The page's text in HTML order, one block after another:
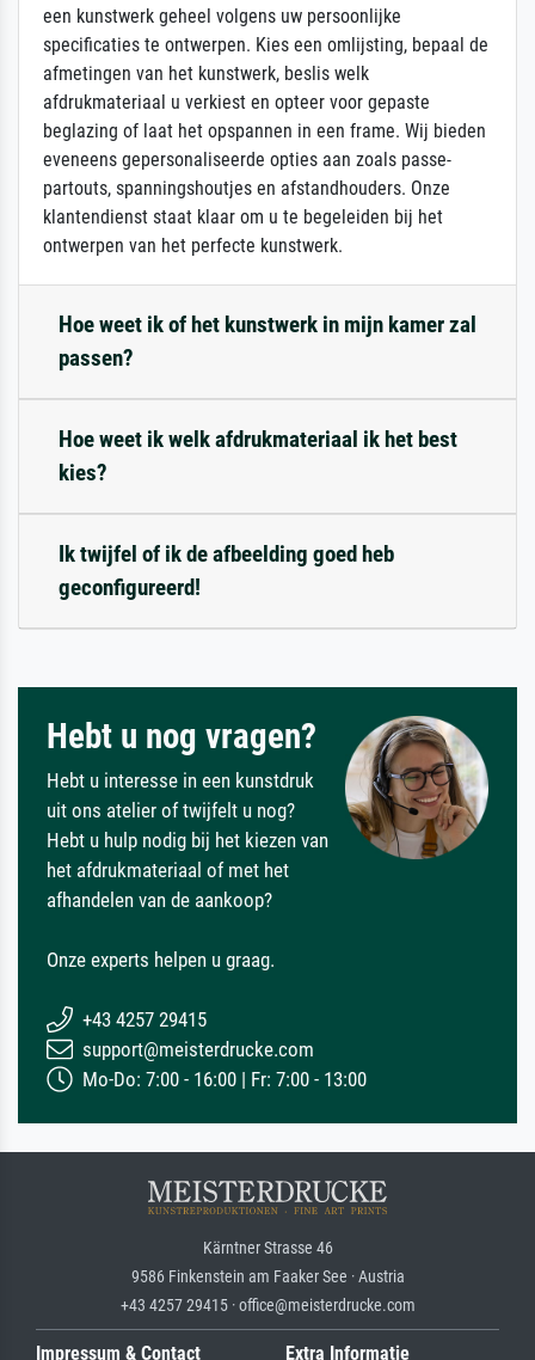
een kunstwerk geheel volgens uw persoonlijke
specificaties te ontwerpen. Kies een omlijsting, bepaal de
afmetingen van het kunstwerk, beslis welk
afdrukmateriaal u verkiest en opteer voor gepaste
beglazing of laat het opspannen in een frame. Wij bieden
eveneens gepersonaliseerde opties aan zoals passe-
partouts, spanningshoutjes en afstandhouders. Onze
klantendienst staat klaar om u te begeleiden bij het
ontwerpen van het perfecte kunstwerk.
Hoe weet ik of het kunstwerk in mijn kamer zal
passen?
Hoe weet ik welk afdrukmateriaal ik het best
kies?
Ik twijfel of ik de afbeelding goed heb
geconfigureerd!
Hebt u nog vragen?
Hebt u interesse in een kunstdruk
uit ons atelier of twijfelt u nog?
Hebt u hulp nodig bij het kiezen van
het afdrukmateriaal of met het
afhandelen van de aankoop?
Onze experts helpen u graag.
+43 4257 29415
support@meisterdrucke.com
Mo-Do: 7:00 - 16:00 | Fr: 7:00 - 13:00
Kärntner Strasse 46
9586 Finkenstein am Faaker See · Austria
+43 4257 29415 · office@meisterdrucke.com
Impressum & Contact Extra Informatie